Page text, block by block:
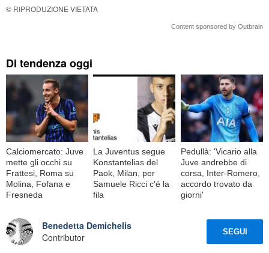
© RIPRODUZIONE VIETATA
Content sponsored by Outbrain
Di tendenza oggi
Calciomercato: Juve
mette gli occhi su
Frattesi, Roma su
Molina, Fofana e
Fresneda
La Juventus segue
Konstantelias del
Paok, Milan, per
Samuele Ricci c'é la
fila
Pedullà: 'Vicario alla
Juve andrebbe di
corsa, Inter-Romero,
accordo trovato da
giorni'
Benedetta Demichelis
Contributor
SEGUI